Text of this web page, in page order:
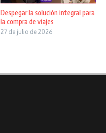
Despegar la solución integral para
la compra de viajes
27 de julio de 2026